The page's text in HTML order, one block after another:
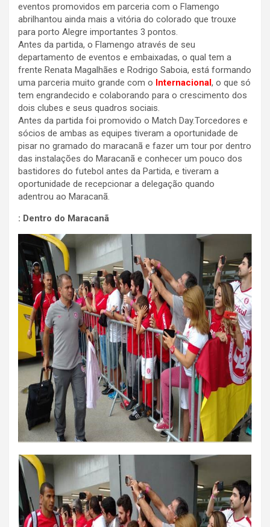
eventos promovidos em parceria com o Flamengo
abrilhantou ainda mais a vitória do colorado que trouxe
para porto Alegre importantes 3 pontos.
Antes da partida, o Flamengo através de seu
departamento de eventos e embaixadas, o qual tem a
frente Renata Magalhães e Rodrigo Saboia, está formando
uma parceria muito grande com o Internacional, o que só
tem engrandecido e colaborando para o crescimento dos
dois clubes e seus quadros sociais.
Antes da partida foi promovido o Match Day.Torcedores e
sócios de ambas as equipes tiveram a oportunidade de
pisar no gramado do maracanã e fazer um tour por dentro
das instalações do Maracanã e conhecer um pouco dos
bastidores do futebol antes da Partida, e tiveram a
oportunidade de recepcionar a delegação quando
adentrou ao Maracanã.
: Dentro do Maracanã